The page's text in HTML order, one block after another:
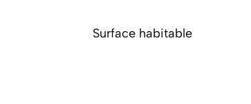
Surface habitable